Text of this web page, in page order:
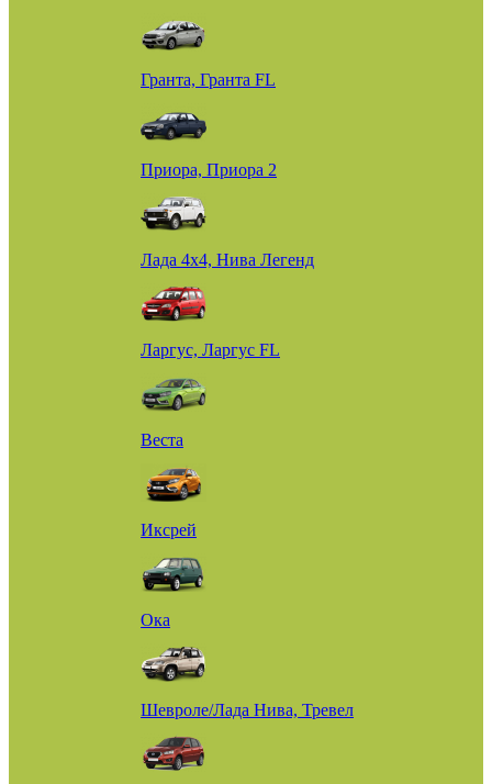
Гранта, Гранта FL
Приора, Приора 2
Лада 4х4, Нива Легенд
Ларгус, Ларгус FL
Веста
Иксрей
Ока
Шевроле/Лада Нива, Тревел